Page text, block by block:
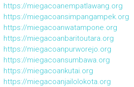
https://miegacoanempatlawang.org
https://miegacoansimpangampek.org
https://miegacoanwatampone.org
https://miegacoanbaritoutara.org
https://miegacoanpurworejo.org
https://miegacoansumbawa.org
https://miegacoankutai.org
https://miegacoanjailolokota.org